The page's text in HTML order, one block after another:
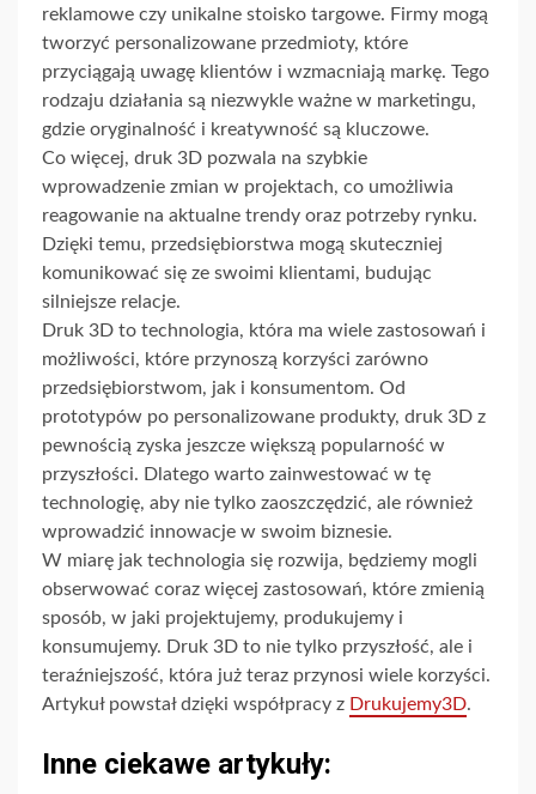
reklamowe czy unikalne stoisko targowe. Firmy mogą
tworzyć personalizowane przedmioty, które
przyciągają uwagę klientów i wzmacniają markę. Tego
rodzaju działania są niezwykle ważne w marketingu,
gdzie oryginalność i kreatywność są kluczowe.
Co więcej, druk 3D pozwala na szybkie
wprowadzenie zmian w projektach, co umożliwia
reagowanie na aktualne trendy oraz potrzeby rynku.
Dzięki temu, przedsiębiorstwa mogą skuteczniej
komunikować się ze swoimi klientami, budując
silniejsze relacje.
Druk 3D to technologia, która ma wiele zastosowań i
możliwości, które przynoszą korzyści zarówno
przedsiębiorstwom, jak i konsumentom. Od
prototypów po personalizowane produkty, druk 3D z
pewnością zyska jeszcze większą popularność w
przyszłości. Dlatego warto zainwestować w tę
technologię, aby nie tylko zaoszczędzić, ale również
wprowadzić innowacje w swoim biznesie.
W miarę jak technologia się rozwija, będziemy mogli
obserwować coraz więcej zastosowań, które zmienią
sposób, w jaki projektujemy, produkujemy i
konsumujemy. Druk 3D to nie tylko przyszłość, ale i
teraźniejszość, która już teraz przynosi wiele korzyści.
Artykuł powstał dzięki współpracy z Drukujemy3D.
Inne ciekawe artykuły: